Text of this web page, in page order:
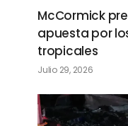
McCormick
apuesta por
tropicales
Julio 29, 2026